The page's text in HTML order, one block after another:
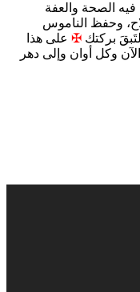
فيه الصحة والعفة
وحفظ الناموس
بركتك ✠ على هذا
وكل أوان وإلى دهر